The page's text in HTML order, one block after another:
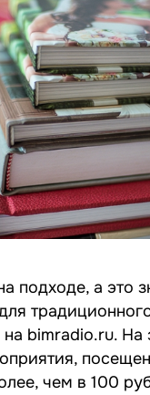
подходе, а это
bimradio.ru. На
чем в 100